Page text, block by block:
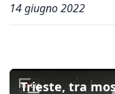
14 giugno 2022